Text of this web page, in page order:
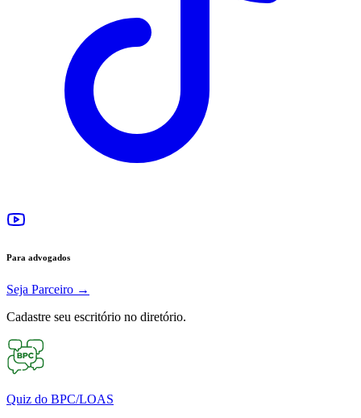
Para advogados
Seja Parceiro →
Cadastre seu escritório no diretório.
Quiz do BPC/LOAS